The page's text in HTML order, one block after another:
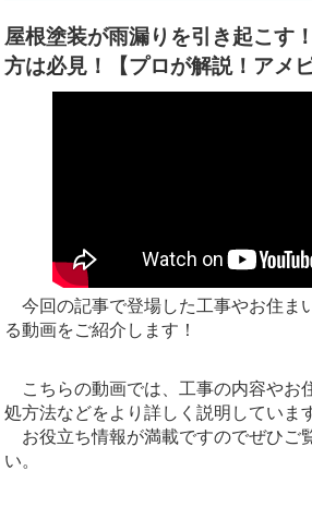
屋根塗装が雨漏りを引き起こす
方は必見！【プロが解説！アメピ
今回の記事で登場した工事やお住ま
る動画をご紹介します！
こちらの動画では、工事の内容やお
処方法などをより詳しく説明していま
お役立ち情報が満載ですのでぜひご
い。